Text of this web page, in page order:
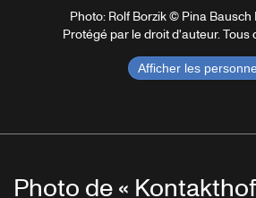
Photo: Rolf Borzik © Pina
Protégé par le droit d'auteur. Tous
Afficher les
Photo de «